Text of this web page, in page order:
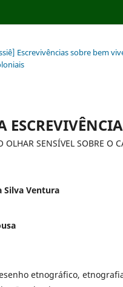
Escrevivências sobre bem
ESCREVIVÊNCIA
OLHAR SENSÍVEL SOBRE O
Silva Ventura
etnográfico,